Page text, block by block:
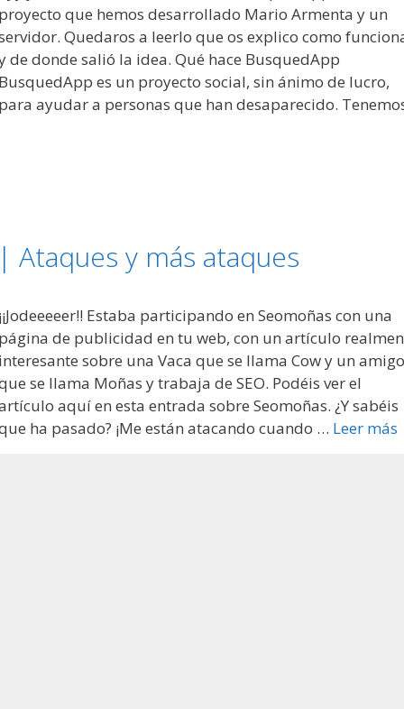
proyecto que hemos desarrollado Mario Armenta y un
Quedaros a leerlo que os explico como
de donde salió la idea. Qué hace BusquedApp
BusquedApp es un proyecto social, sin ánimo de lucro,
para ayudar a personas que han desaparecido.
Ataques y más ataques
¡¡Jodeeeeer!! Estaba participando en Seomoñas con una
página de publicidad en tu web, con un artículo
interesante sobre una Vaca que se llama Cow y un amigo
se llama Moñas y trabaja de SEO. Podéis ver el
aquí en esta entrada sobre Seomoñas. ¿Y sabéis
ha pasado? ¡Me están atacando cuando … Leer más